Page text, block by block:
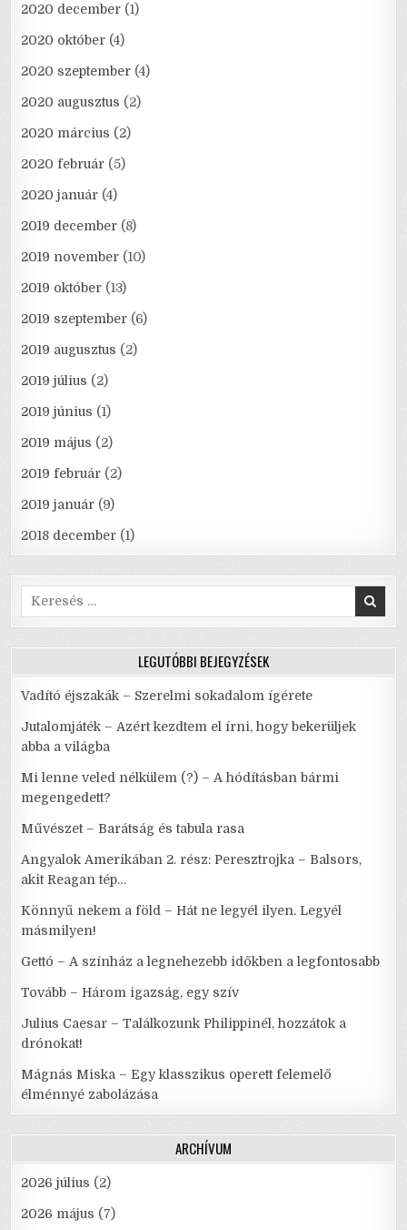
2020 december (1)
2020 október (4)
2020 szeptember (4)
2020 augusztus (2)
2020 március (2)
2020 február (5)
2020 január (4)
2019 december (8)
2019 november (10)
2019 október (13)
2019 szeptember (6)
2019 augusztus (2)
2019 július (2)
2019 június (1)
2019 május (2)
2019 február (2)
2019 január (9)
2018 december (1)
Search
for:
LEGUTÓBBI BEJEGYZÉSEK
Vadító éjszakák – Szerelmi sokadalom ígérete
Jutalomjáték – Azért kezdtem el írni, hogy bekerüljek
abba a világba
Mi lenne veled nélkülem (?) – A hódításban bármi
megengedett?
Művészet – Barátság és tabula rasa
Angyalok Amerikában 2. rész: Peresztrojka – Balsors,
akit Reagan tép…
Könnyű nekem a föld – Hát ne legyél ilyen. Legyél
másmilyen!
Gettó – A színház a legnehezebb időkben a legfontosabb
Tovább – Három igazság, egy szív
Julius Caesar – Találkozunk Philippinél, hozzátok a
drónokat!
Mágnás Miska – Egy klasszikus operett felemelő
élménnyé zabolázása
ARCHÍVUM
2026 július (2)
2026 május (7)